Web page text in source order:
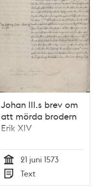
Johan III.s brev om
att mörda brodern
Erik XIV
Tid
21 juni 1573
Typ
Text